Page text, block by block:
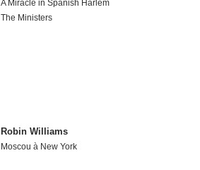
A Miracle in Spanish Harlem
The Ministers
Robin Williams
Moscou à New York